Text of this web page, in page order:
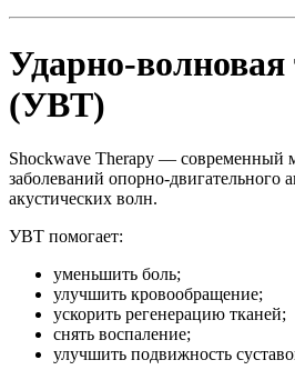
Ударно-волновая
(УВТ)
Shockwave Therapy — современный
заболеваний опорно-двигательного
акустических волн.
УВТ помогает:
уменьшить боль;
улучшить кровообращение;
ускорить регенерацию тканей;
снять воспаление;
улучшить подвижность